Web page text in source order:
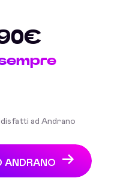
ad Andrano
ANDRANO